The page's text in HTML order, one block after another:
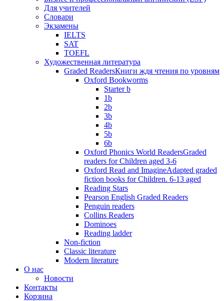
Для учителей
Словари
Экзамены
IELTS
SAT
TOEFL
Художественная литература
Graded ReadersКниги ждя чтения по уровням
Oxford Bookworms
Starter b
1b
2b
3b
4b
5b
6b
Oxford Phonics World ReadersGraded
readers for Children aged 3-6
Oxford Read and ImagineAdapted graded
fiction books for Children. 6-13 aged
Reading Stars
Pearson English Graded Readers
Penguin readers
Collins Readers
Dominoes
Reading ladder
Non-fiction
Classic literature
Modern literature
О нас
Новости
Контакты
Корзина